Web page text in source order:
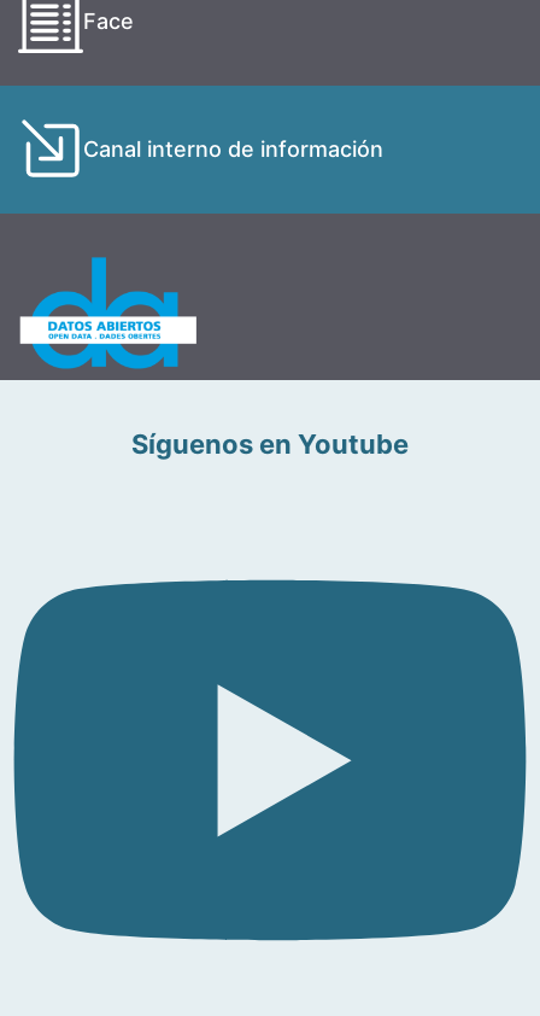
Face
Canal interno de información
Síguenos en Youtube